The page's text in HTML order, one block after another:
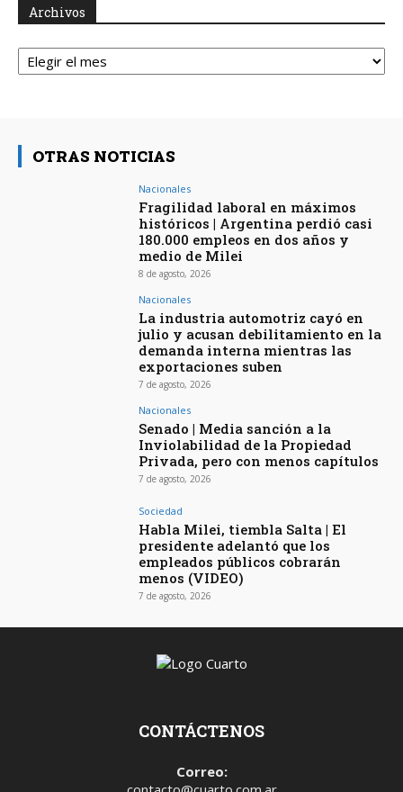
Archivos
Archivos
OTRAS NOTICIAS
Nacionales
Fragilidad laboral en máximos
históricos | Argentina perdió casi
180.000 empleos en dos años y
medio de Milei
8 de agosto, 2026
Nacionales
La industria automotriz cayó en
julio y acusan debilitamiento en la
demanda interna mientras las
exportaciones suben
7 de agosto, 2026
Nacionales
Senado | Media sanción a la
Inviolabilidad de la Propiedad
Privada, pero con menos capítulos
7 de agosto, 2026
Sociedad
Habla Milei, tiembla Salta | El
presidente adelantó que los
empleados públicos cobrarán
menos (VIDEO)
7 de agosto, 2026
CONTÁCTENOS
Correo: